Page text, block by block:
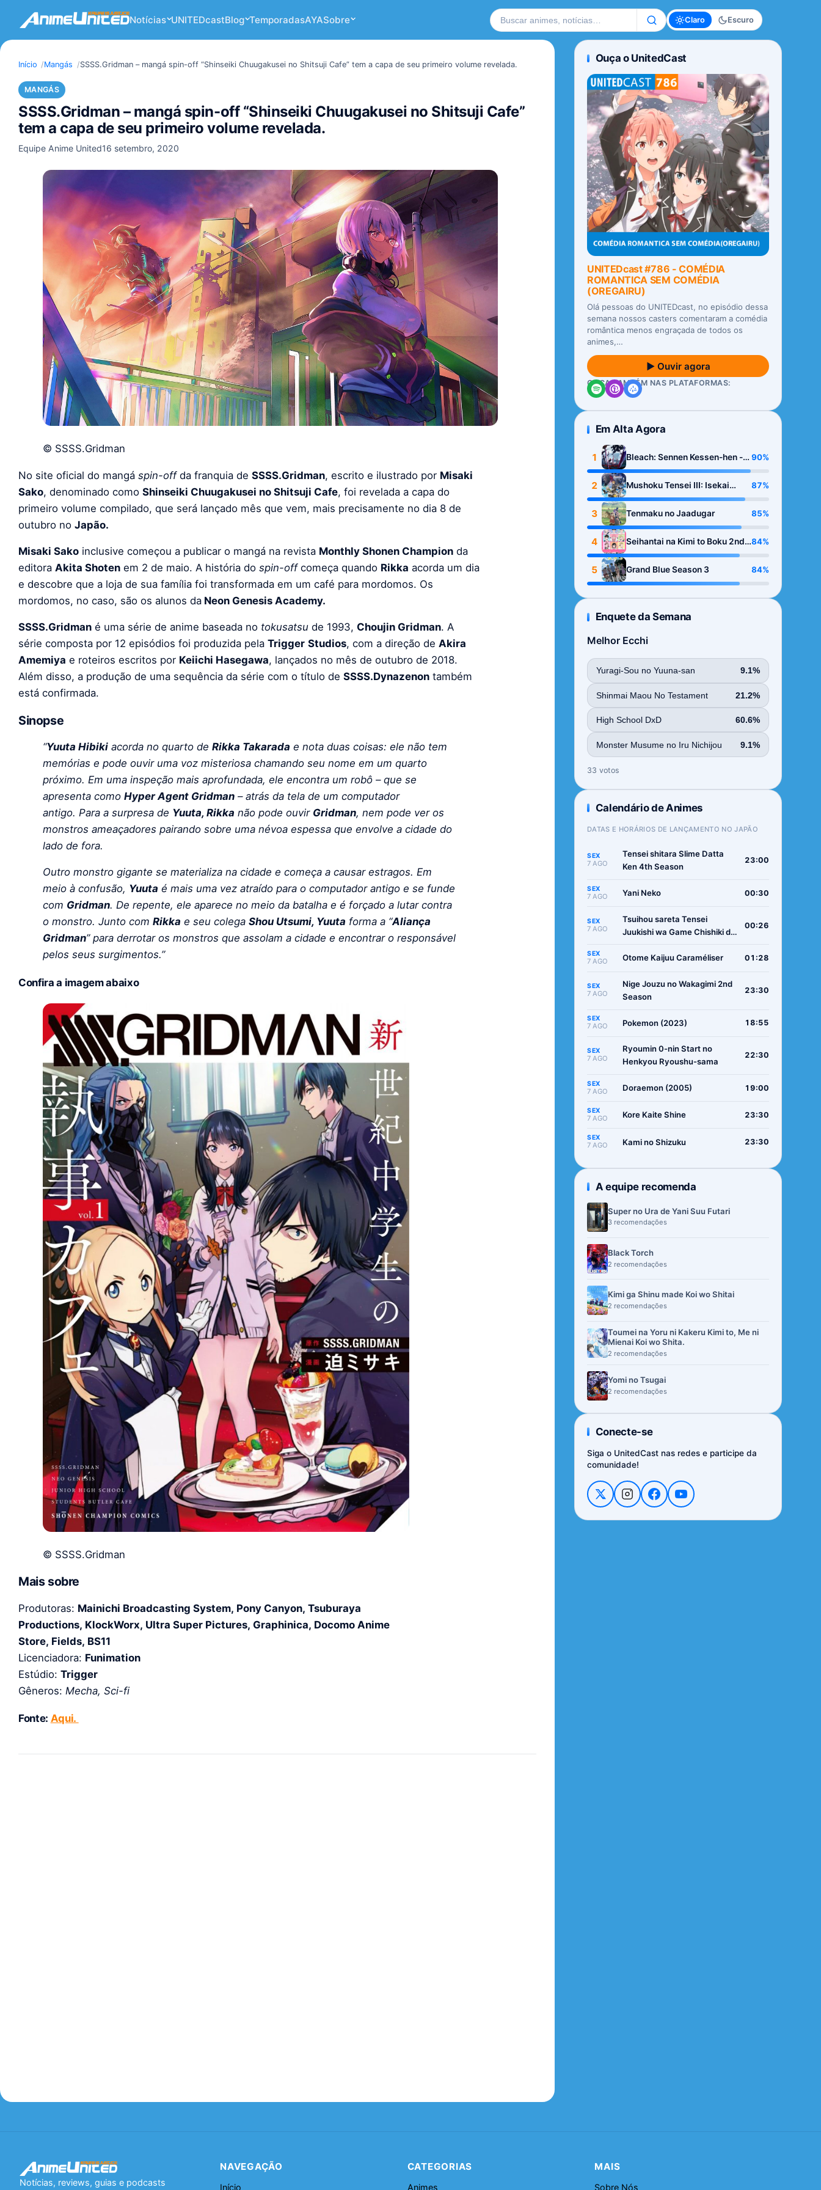
Notícias UNITEDcastBlog TemporadasAYASobre Buscar no site Claro Escuro
Início Mangás SSSS.Gridman – mangá spin-off “Shinseiki Chuugakusei no Shitsuji Cafe” tem a capa de seu primeiro volume revelada.
MANGÁS
SSSS.Gridman – mangá spin-off “Shinseiki Chuugakusei no Shitsuji Cafe”
tem a capa de seu primeiro volume revelada.
Equipe Anime United16 setembro, 2020
© SSSS.Gridman
No site oficial do mangá spin-offda franquia de SSSS.Gridman, escrito e ilustrado por Misaki
Sako, denominado como Shinseiki Chuugakusei no Shitsuji Cafe, foi revelada a capa do
primeiro volume compilado, que será lançado mês que vem, mais precisamente no dia 8 de
outubro no Japão.
Misaki Sako inclusive começou a publicar o mangá na revista Monthly Shonen Champion da
editora Akita Shoten em 2 de maio. A história do spin-offcomeça quando Rikka acorda um dia
e descobre que a loja de sua família foi transformada em um café para mordomos. Os
mordomos, no caso, são os alunos da Neon Genesis Academy.
SSSS.Gridman é uma série de anime baseada no tokusatsu de 1993, Choujin Gridman. A
série composta por 12 episódios foi produzida pela Trigger Studios, com a direção de Akira
Amemiya e roteiros escritos por Keiichi Hasegawa, lançados no mês de outubro de 2018.
Além disso, a produção de uma sequência da série com o título de SSSS.Dynazenon também
está confirmada.
Sinopse
“Yuuta Hibiki acorda no quarto de Rikka Takarada e nota duas coisas: ele não tem
memórias e pode ouvir uma voz misteriosa chamando seu nome em um quarto
próximo. Em uma inspeção mais aprofundada, ele encontra um robô – que se
apresenta como Hyper Agent Gridman – atrás da tela de um computador
antigo. Para a surpresa de Yuuta, Rikka não pode ouvir Gridman, nem pode ver os
monstros ameaçadores pairando sobre uma névoa espessa que envolve a cidade do
lado de fora.
Outro monstro gigante se materializa na cidade e começa a causar estragos. Em
meio à confusão, Yuuta é mais uma vez atraído para o computador antigo e se funde
com Gridman. De repente, ele aparece no meio da batalha e é forçado a lutar contra
o monstro. Junto com Rikka e seu colega Shou Utsumi, Yuuta forma a “Aliança
Gridman” para derrotar os monstros que assolam a cidade e encontrar o responsável
pelos seus surgimentos.”
Confira a imagem abaixo
© SSSS.Gridman
Mais sobre
Produtoras: Mainichi Broadcasting System, Pony Canyon, Tsuburaya
Productions, KlockWorx, Ultra Super Pictures, Graphinica, Docomo Anime
Store, Fields, BS11
Licenciadora: Funimation
Estúdio: Trigger
Gêneros: Mecha, Sci-fi
Fonte: Aqui.
Ouça o UnitedCast
UNITEDcast #786 - COMÉDIA
ROMANTICA SEM COMÉDIA
(OREGAIRU)
Olá pessoas do UNITEDcast, no episódio dessa
semana nossos casters comentaram a comédia
romântica menos engraçada de todos os
animes,…
▶ Ouvir agora
OUÇA TAMBÉM NAS PLATAFORMAS:
Em Alta Agora
1
Bleach: Sennen Kessen-hen -
Kashin-tan
90%
2
Mushoku Tensei III: Isekai
Ittara Honki Dasu
87%
3 Tenmaku no Jaadugar 85%
4
Seihantai na Kimi to Boku 2nd
Season
84%
5 Grand Blue Season 3 84%
Enquete da Semana
Melhor Ecchi
Yuragi-Sou no Yuuna-san 9.1%
Shinmai Maou No Testament 21.2%
High School DxD 60.6%
Monster Musume no Iru Nichijou 9.1%
33 votos
Calendário de Animes
DATAS E HORÁRIOS DE LANÇAMENTO NO JAPÃO
SEX
7 AGO
Tensei shitara Slime Datta
Ken 4th Season
23:00
SEX
7 AGO Yani Neko 00:30
SEX
7 AGO
Tsuihou sareta Tensei
Juukishi wa Game Chishiki de
00:26
SEX
7 AGO Otome Kaijuu Caraméliser 01:28
SEX
7 AGO
Nige Jouzu no Wakagimi 2nd
Season
23:30
SEX
7 AGO Pokemon (2023) 18:55
SEX
7 AGO
Ryoumin 0-nin Start no
Henkyou Ryoushu-sama
22:30
SEX
7 AGO Doraemon (2005) 19:00
SEX
7 AGO Kore Kaite Shine 23:30
SEX
7 AGO Kami no Shizuku 23:30
A equipe recomenda
Super no Ura de Yani Suu Futari
3 recomendações
Black Torch
2 recomendações
Kimi ga Shinu made Koi wo Shitai
2 recomendações
Toumei na Yoru ni Kakeru Kimi to, Me ni
Mienai Koi wo Shita.
2 recomendações
Yomi no Tsugai
2 recomendações
Conecte-se
Siga o UnitedCast nas redes e participe da
comunidade!
Notícias, reviews, guias e podcasts
NAVEGAÇÃO
Início
CATEGORIAS
Animes
MAIS
Sobre Nós